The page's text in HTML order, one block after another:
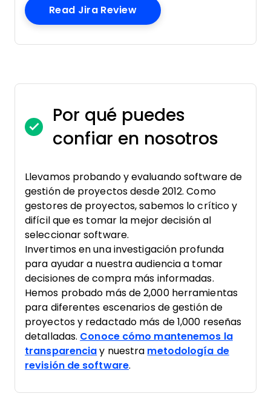
Read Jira ReviewOpens New Window
Por qué puedes
confiar en nosotros
Llevamos probando y evaluando software de
gestión de proyectos desde 2012. Como
gestores de proyectos, sabemos lo crítico y
difícil que es tomar la mejor decisión al
seleccionar software.
Invertimos en una investigación profunda
para ayudar a nuestra audiencia a tomar
decisiones de compra más informadas.
Hemos probado más de 2,000 herramientas
para diferentes escenarios de gestión de
proyectos y redactado más de 1,000 reseñas
detalladas. Conoce cómo mantenemos la
transparencia y nuestra metodología de
revisión de software.